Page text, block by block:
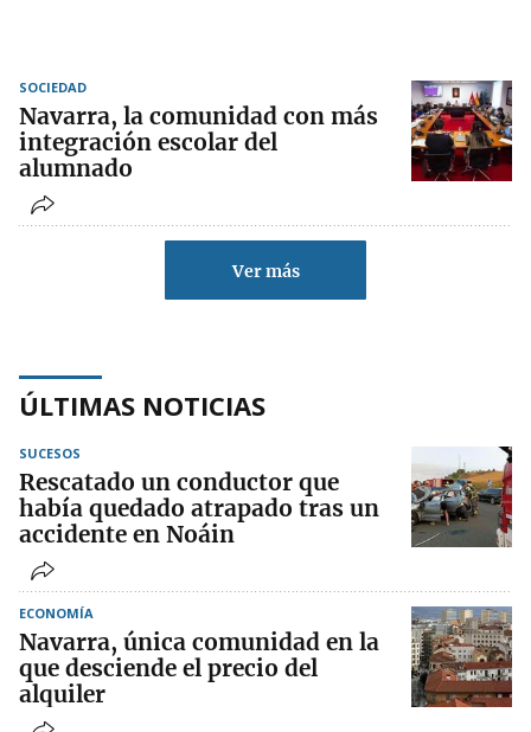
SOCIEDAD
Navarra, la comunidad con más
integración escolar del
alumnado
Ver más
ÚLTIMAS NOTICIAS
SUCESOS
Rescatado un conductor que
había quedado atrapado tras un
accidente en Noáin
ECONOMÍA
Navarra, única comunidad en la
que desciende el precio del
alquiler